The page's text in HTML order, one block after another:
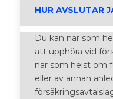
HUR AVSLUTAR
Du kan när som
att upphöra vid
när som helst om
eller av annan